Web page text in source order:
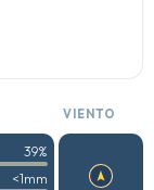
VIENTO
39%
<1mm